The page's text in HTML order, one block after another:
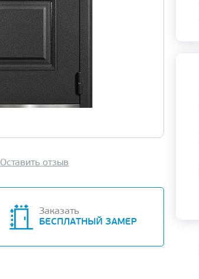
Оставить отзыв
Заказать
БЕСПЛАТНЫЙ ЗАМЕР